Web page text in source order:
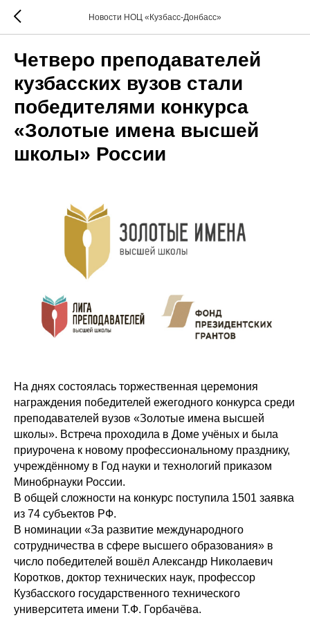
Новости НОЦ «Кузбасс-Донбасс»
Четверо преподавателей
кузбасских вузов стали
победителями конкурса
«Золотые имена высшей
школы» России
На днях состоялась торжественная церемония
награждения победителей ежегодного конкурса среди
преподавателей вузов «Золотые имена высшей
школы». Встреча проходила в Доме учёных и была
приурочена к новому профессиональному празднику,
учреждённому в Год науки и технологий приказом
Минобрнауки России.
В общей сложности на конкурс поступила 1501 заявка
из 74 субъектов РФ.
В номинации «За развитие международного
сотрудничества в сфере высшего образования» в
число победителей вошёл Александр Николаевич
Коротков, доктор технических наук, профессор
Кузбасского государственного технического
университета имени Т.Ф. Горбачёва.